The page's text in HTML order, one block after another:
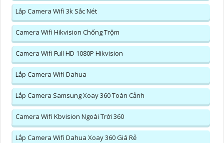
Lắp Camera Wifi 3k Sắc Nét
Camera Wifi Hikvision Chống Trộm
Camera Wifi Full HD 1080P Hikvision
Lắp Camera Wifi Dahua
Lắp Camera Samsung Xoay 360 Toàn Cảnh
Camera Wifi Kbvision Ngoài Trời 360
Lắp Camera Wifi Dahua Xoay 360 Giá Rẻ